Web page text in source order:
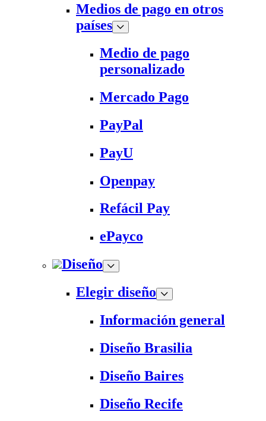
Medios de pago en otros
países
Medio de pago
personalizado
Mercado Pago
PayPal
PayU
Openpay
Refácil Pay
ePayco
Diseño
Elegir diseño
Información general
Diseño Brasilia
Diseño Baires
Diseño Recife